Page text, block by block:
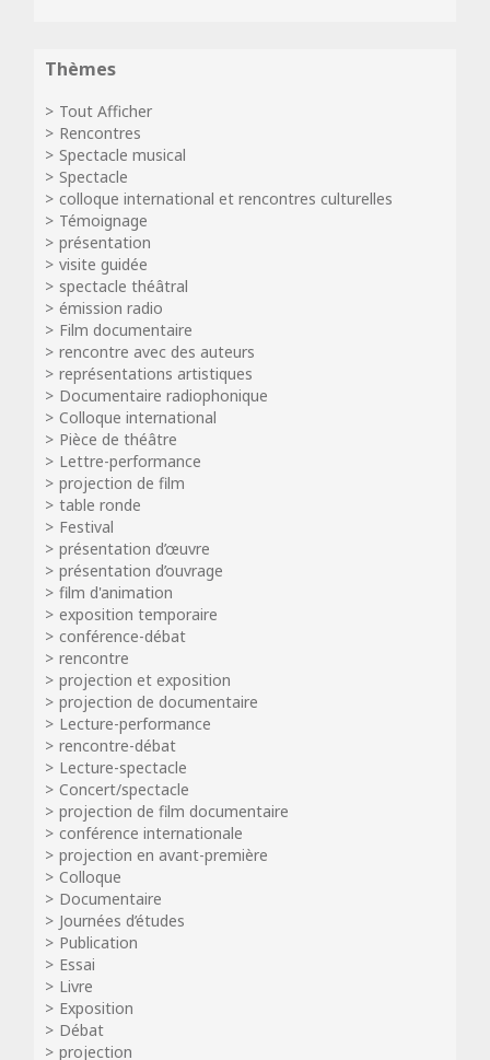
Thèmes
Tout Afficher
Rencontres
Spectacle musical
Spectacle
colloque international et rencontres culturelles
Témoignage
présentation
visite guidée
spectacle théâtral
émission radio
Film documentaire
rencontre avec des auteurs
représentations artistiques
Documentaire radiophonique
Colloque international
Pièce de théâtre
Lettre-performance
projection de film
table ronde
Festival
présentation d’œuvre
présentation d’ouvrage
film d'animation
exposition temporaire
conférence-débat
rencontre
projection et exposition
projection de documentaire
Lecture-performance
rencontre-débat
Lecture-spectacle
Concert/spectacle
projection de film documentaire
conférence internationale
projection en avant-première
Colloque
Documentaire
Journées d’études
Publication
Essai
Livre
Exposition
Débat
projection